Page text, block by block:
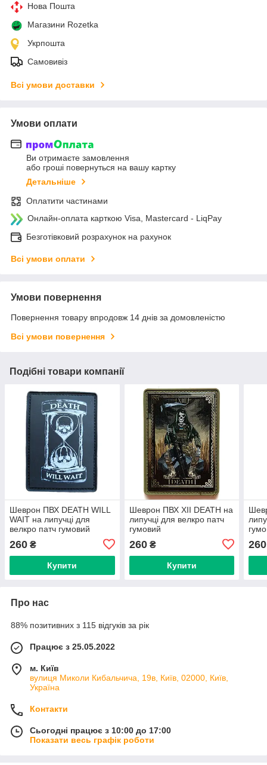
Нова Пошта
Магазини Rozetka
Укрпошта
Самовивіз
Всі умови доставки
Умови оплати
Ви отримаєте замовлення
або гроші повернуться на вашу картку
Детальніше
Оплатити частинами
Онлайн-оплата карткою Visa, Mastercard - LiqPay
Безготівковий розрахунок на рахунок
Всі умови оплати
Умови повернення
Повернення товару впродовж 14 днів за домовленістю
Всі умови повернення
Подібні товари компанії
Шеврон ПВХ DEATH WILL
WAIT на липучці для
велкро патч гумовий
260 ₴
Купити
Шеврон ПВХ XII DEATH на
липучці для велкро патч
гумовий
260₴
Купити
260
Про нас
88% позитивних з 115 відгуків за рік
Працює з 25.05.2022
м. Київ
вулиця Миколи Кибальчича, 19в, Київ, 02000, Київ,
Україна
Контакти
Сьогодні працює з 10:00 до 17:00
Показати весь графік роботи